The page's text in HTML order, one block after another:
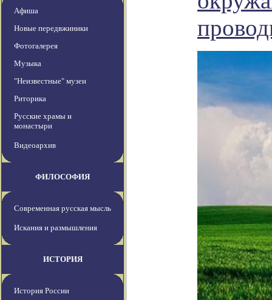
Афиша
Новые передвжиники
Фотогалерея
Музыка
"Неизвестные" музеи
Риторика
Русские храмы и
монастыри
Видеоархив
ФИЛОСОФИЯ
Современная русская мысль
Искания и размышления
ИСТОРИЯ
История России